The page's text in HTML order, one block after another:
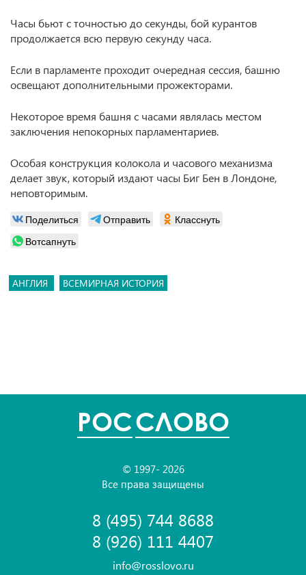
Часы бьют с точностью до секунды, бой курантов
продолжается всю первую секунду часа.
Если в парламенте проходит очередная сессия, башню
освещают дополнительными прожекторами.
Некоторое время башня с часами являлась местом
заключения непокорных парламентариев.
Особая конструкция колокола и часового механизма
делает звук, который издают часы Биг Бен в Лондоне,
неповторимым.
Поделиться Отправить
Класснуть
Вотсапнуть
АНГЛИЯ ВСЕМИРНАЯ ИСТОРИЯ
POCСЛОВО
© 1997- 2026
Все права защищены
8 (495) 744 8688
8 (926) 111 4407
info@rosslovo.ru